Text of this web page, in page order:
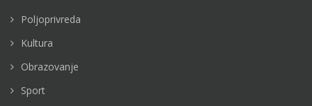
Poljoprivreda
Kultura
Obrazovanje
Sport